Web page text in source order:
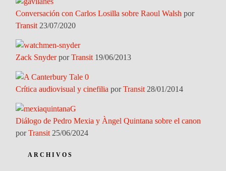
Conversación con Carlos Losilla sobre Raoul Walsh por
Transit 23/07/2020
Zack SnyderporTransit 19/06/2013
Crítica audiovisual y cinefilia porTransit 28/01/2014
Diálogo de Pedro Mexia y Àngel Quintana sobre el canon
porTransit 25/06/2024
ARCHIVOS